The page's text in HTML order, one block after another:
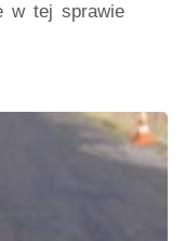
w tej sprawie